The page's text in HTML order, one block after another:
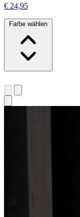
€ 24,95
Farbe wählen